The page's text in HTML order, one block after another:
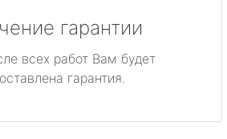
гарантии
всех работ Вам будет
гарантия.